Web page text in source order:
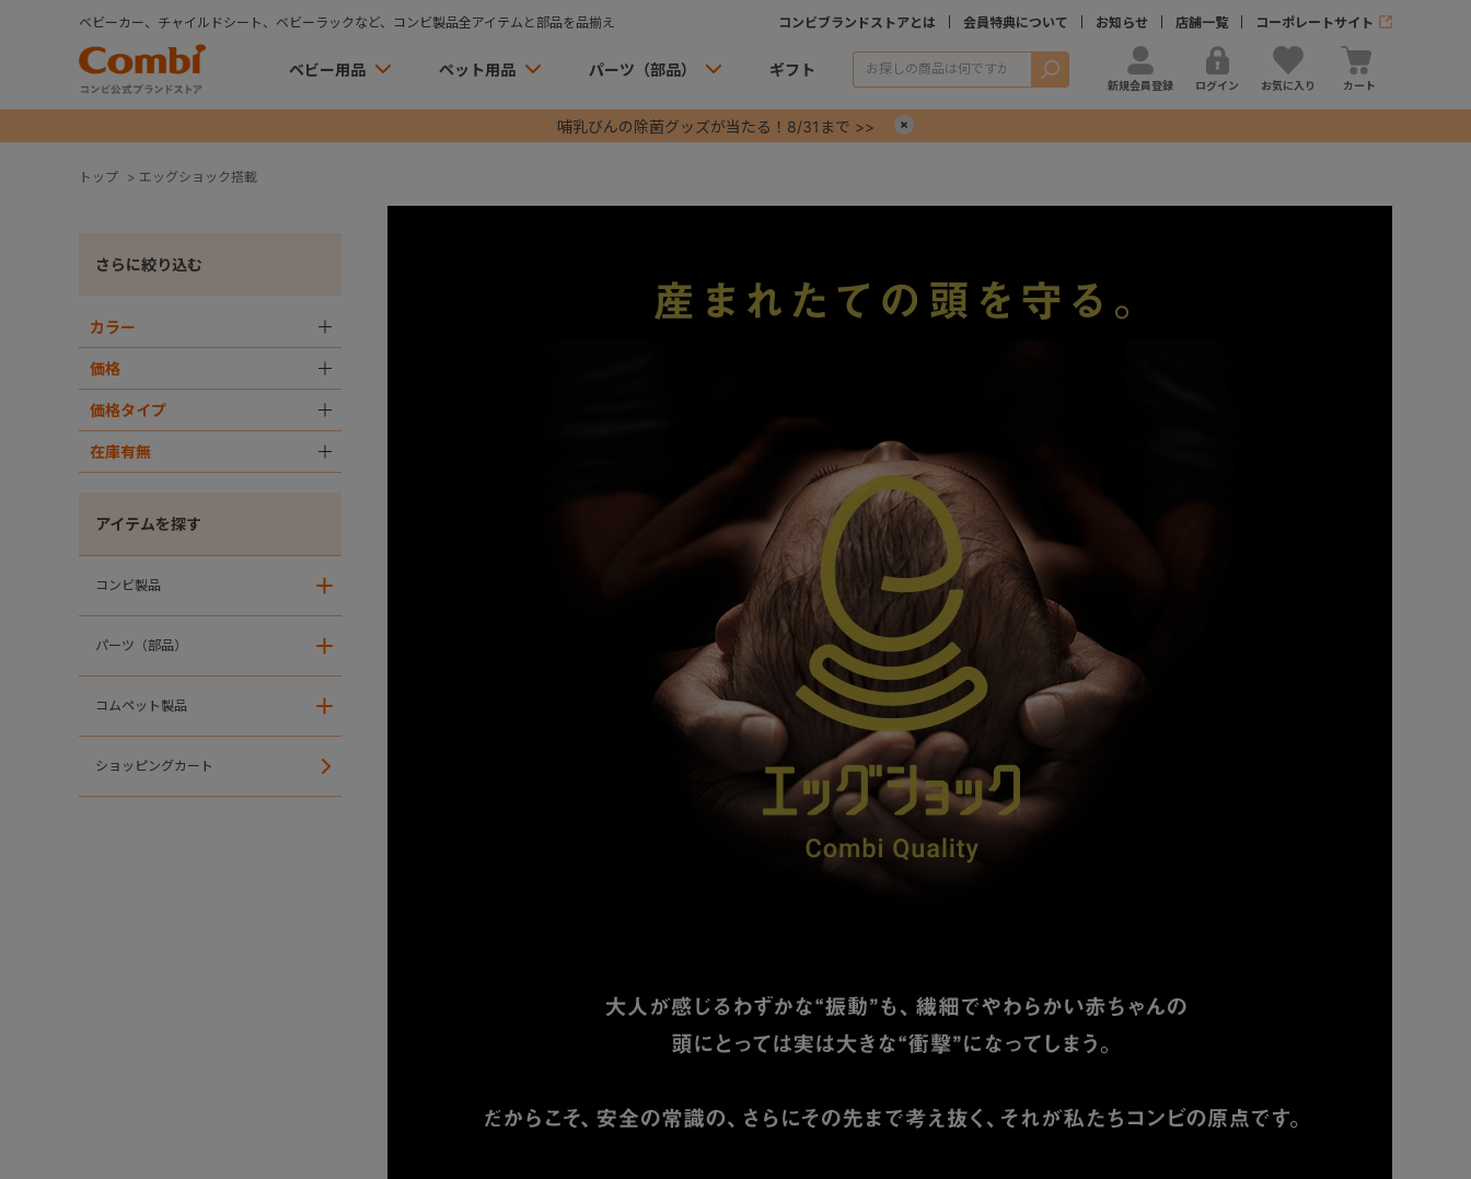
ベビーカー、チャイルドシート、ベビーラックなど、コンビ製品全アイテムと部品を品揃え コンビブランドストアとは 会員特典について お知らせ 店舗一覧 コーポレートサイト
ベビー用品 ペット用品 パーツ（部品） ギフト 検索
新規会員登録 ログイン お気に入り カート
哺乳びんの除菌グッズが当たる！8/31まで >>
トップ > エッグショック搭載
さらに絞り込む
カラー
価格
価格タイプ
在庫有無
アイテムを探す
コンビ製品
パーツ（部品）
コムペット製品
ショッピングカート